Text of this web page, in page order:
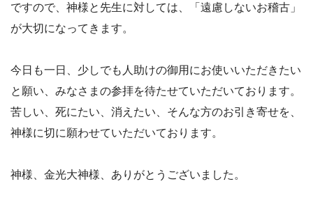
ですので、神様と先生に対しては、「遠慮しないお稽古」
が大切になってきます。
今日も一日、少しでも人助けの御用にお使いいただきたい
と願い、みなさまの参拝を待たせていただいております。
苦しい、死にたい、消えたい、そんな方のお引き寄せを、
神様に切に願わせていただいております。
神様、金光大神様、ありがとうございました。